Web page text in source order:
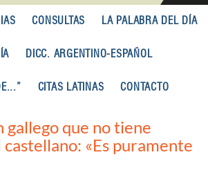
CONSULTAS LA PALABRA DEL DÍA
DICC. ARGENTINO-ESPAÑOL
CITAS LATINAS CONTACTO
gallego que no tiene
«Es puramente